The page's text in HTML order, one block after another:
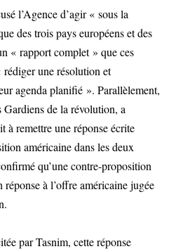
l’Agence d’agir « sous la
des trois pays européens et des
« rapport complet » que ces
une résolution et
agenda planifié ». Parallèlement,
Gardiens de la révolution, a
à remettre une réponse écrite
américaine dans les deux
qu’une contre-proposition
à l’offre américaine jugée
par Tasnim, cette réponse